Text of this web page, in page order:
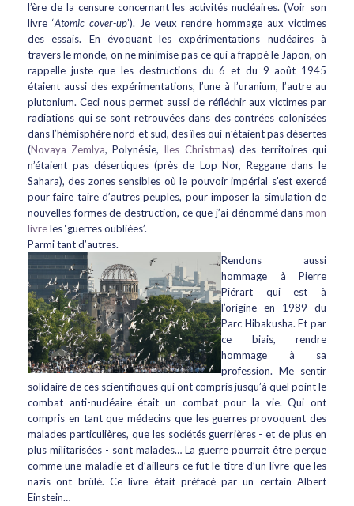
l’ère de la censure concernant les activités nucléaires. (Voir son
livre ‘Atomic cover-up’). Je veux rendre hommage aux victimes
des essais. En évoquant les expérimentations nucléaires à
travers le monde, on ne minimise pas ce qui a frappé le Japon, on
rappelle juste que les destructions du 6 et du 9 août 1945
étaient aussi des expérimentations, l’une à l’uranium, l’autre au
plutonium. Ceci nous permet aussi de réfléchir aux victimes par
radiations qui se sont retrouvées dans des contrées colonisées
dans l’hémisphère nord et sud, des îles qui n’étaient pas désertes
(Novaya Zemlya, Polynésie, Iles Christmas) des territoires qui
n’étaient pas désertiques (près de Lop Nor, Reggane dans le
Sahara), des zones sensibles où le pouvoir impérial s'est exercé
pour faire taire d’autres peuples, pour imposer la simulation de
nouvelles formes de destruction, ce que j’ai dénommé dans mon
livreles ‘guerres oubliées’.
Parmi tant d’autres.
Rendons aussi
hommage à Pierre
Piérart qui est à
l’origine en 1989 du
Parc Hibakusha. Et par
ce biais, rendre
hommage à sa
profession. Me sentir
solidaire de ces scientifiques qui ont compris jusqu’à quel point le
combat anti-nucléaire était un combat pour la vie. Qui ont
compris en tant que médecins que les guerres provoquent des
malades particulières, que les sociétés guerrières - et de plus en
plus militarisées - sont malades… La guerre pourrait être perçue
comme une maladie et d’ailleurs ce fut le titre d’un livre que les
nazis ont brûlé. Ce livre était préfacé par un certain Albert
Einstein…